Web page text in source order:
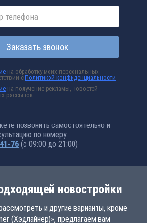
Заказать звонок
на обработку моих персональных
сПолитикой конфиденциальности
на получение рекламы, новостей,
рассылок
позвонить самостоятельно и
по номеру
76 (с 09:00 до 21:00)
новостройки
и другие варианты, кроме
(Хэдлайнер)», предлагаем вам